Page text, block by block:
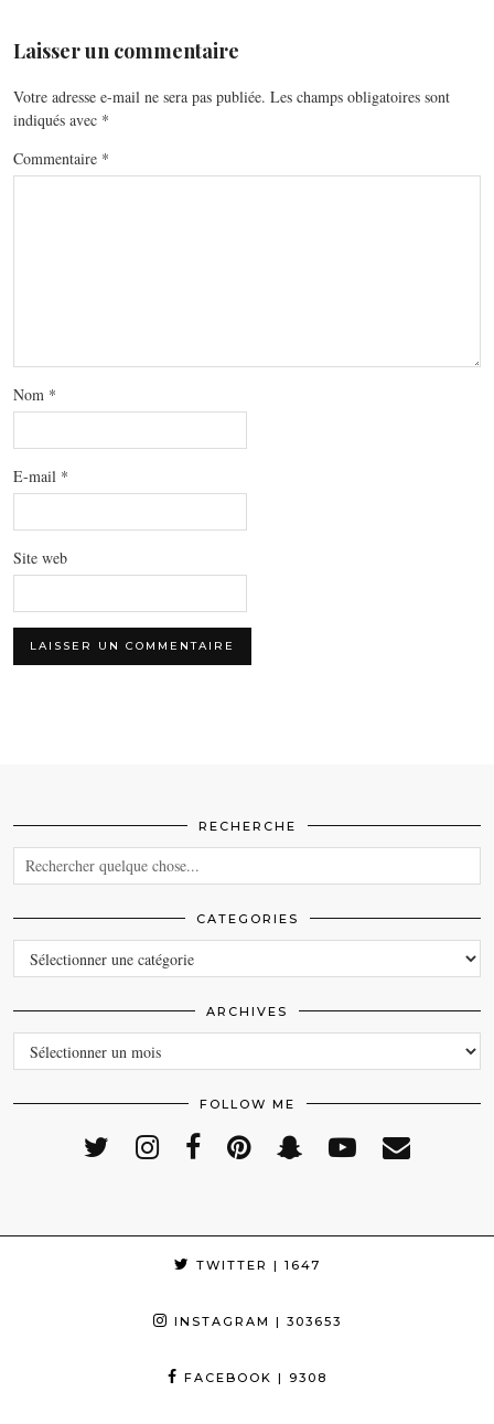
Laisser un commentaire
Votre adresse e-mail ne sera pas publiée. Les champs obligatoires sont
indiqués avec *
Commentaire *
Nom *
E-mail *
Site web
RECHERCHE
CATEGORIES
CATEGORIES
ARCHIVES
ARCHIVES
FOLLOW ME
TWITTER | 1647
INSTAGRAM | 303653
FACEBOOK | 9308